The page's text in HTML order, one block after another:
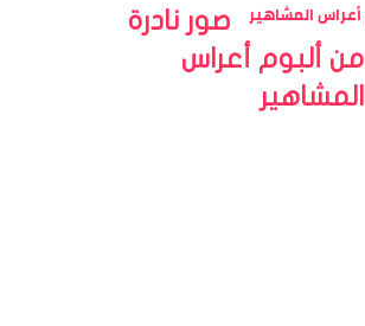
صور نادرة
من ألبوم أعراس
المشاهير